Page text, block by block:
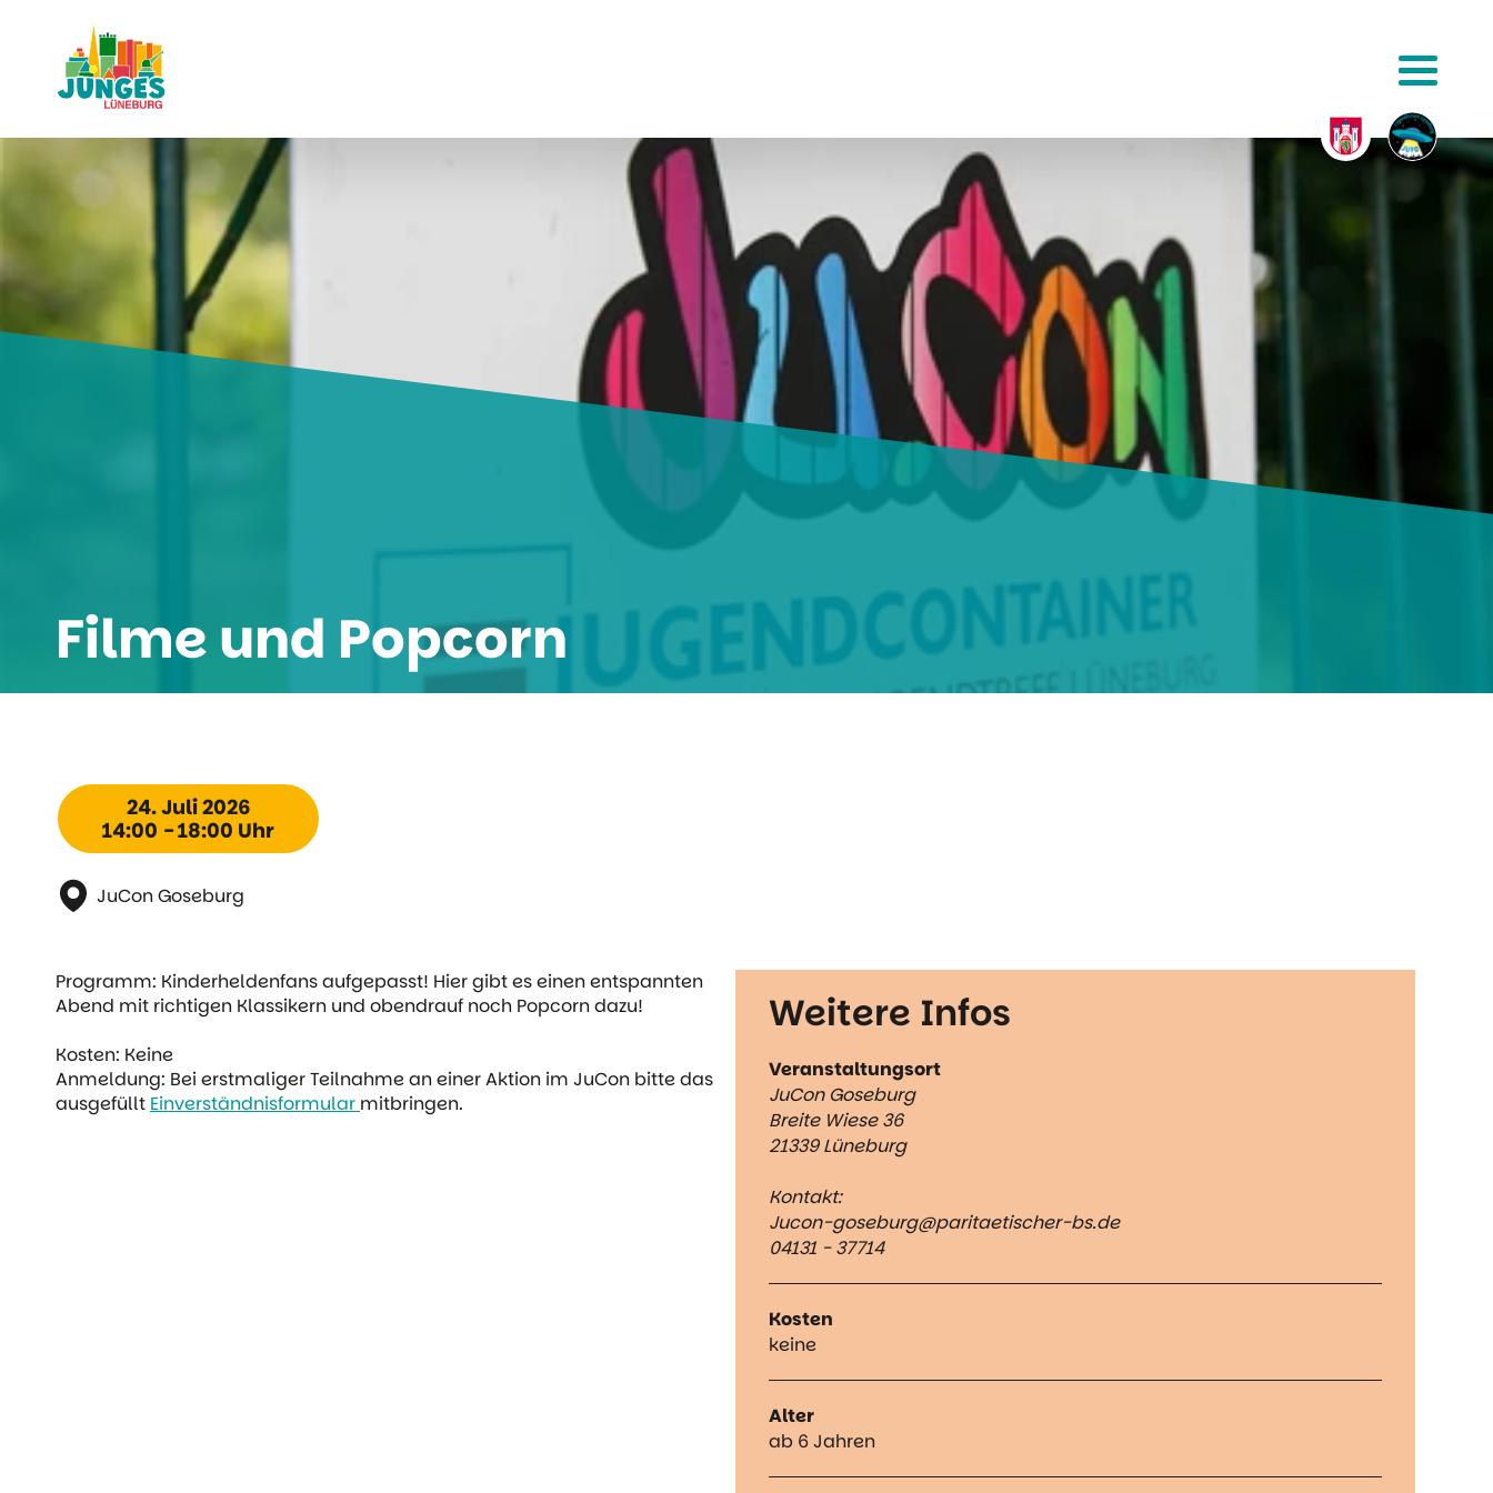
Filme und Popcorn
24. Juli 2026
14:00 - 18:00 Uhr
JuCon Goseburg
Programm: Kinderheldenfans aufgepasst! Hier gibt es einen entspannten
Abend mit richtigen Klassikern und obendrauf noch Popcorn dazu!
Kosten: Keine
Anmeldung: Bei erstmaliger Teilnahme an einer Aktion im JuCon bitte das
ausgefüllt Einverständnisformular mitbringen.
Weitere Infos
Veranstaltungsort
JuCon Goseburg
Breite Wiese 36
21339 Lüneburg
Kontakt:
Jucon-goseburg@paritaetischer-bs.de
04131 - 37714
Kosten
keine
Alter
ab 6 Jahren